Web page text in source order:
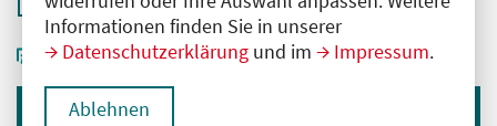
Informationen finden Sie in unserer
Datenschutzerklärung und im Impressum.
Ablehnen